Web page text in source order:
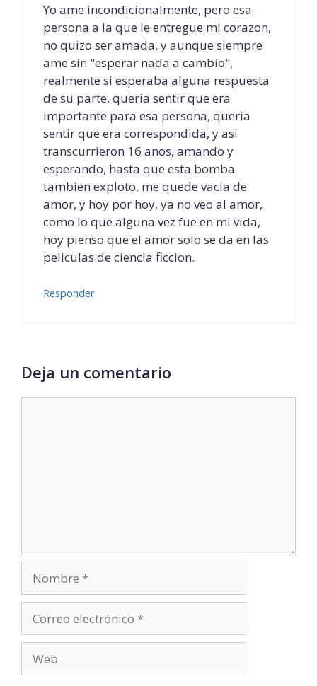
Yo ame incondicionalmente, pero esa
persona a la que le entregue mi corazon,
no quizo ser amada, y aunque siempre
ame sin "esperar nada a cambio",
realmente si esperaba alguna respuesta
de su parte, queria sentir que era
importante para esa persona, queria
sentir que era correspondida, y asi
transcurrieron 16 anos, amando y
esperando, hasta que esta bomba
tambien exploto, me quede vacia de
amor, y hoy por hoy, ya no veo al amor,
como lo que alguna vez fue en mi vida,
hoy pienso que el amor solo se da en las
peliculas de ciencia ficcion.
Responder
Deja un comentario